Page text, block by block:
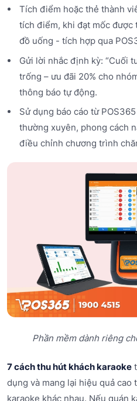
Tích điểm hoặc thẻ thành
tích điểm, khi đạt mốc được
đồ uống - tích hợp qua
Gửi lời nhắc định kỳ: “Cuối
trống – ưu đãi 20% cho
thông báo tự động.
Sử dụng báo cáo từ
thường xuyên, phong cách
điều chỉnh chương trình
Phần mềm dành riêng
7 cách thu hút khách karaoke
dụng và mang lại hiệu quả cao
karaoke khác nhau. Nếu quán